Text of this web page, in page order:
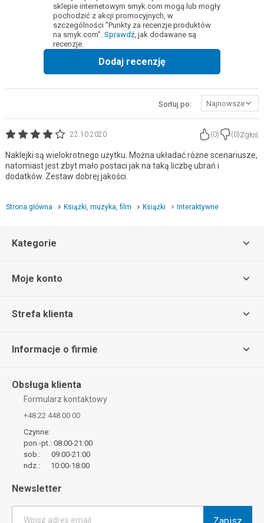
sklepie internetowym smyk.com mogą lub mogły
pochodzić z akcji promocyjnych, w
szczególności "Punkty za recenzje produktów
na smyk.com". Sprawdź, jak dodawane są
recenzje.
Dodaj recenzję
Sortuj po: Najnowsze
22.10.2020 (0) (0)Zgłoś
Naklejki są wielokrotnego użytku. Można układać różne scenariusze,
natomiast jest zbyt mało postaci jak na taką liczbę ubrań i
dodatków. Zestaw dobrej jakości.
Strona główna Książki, muzyka, film Książki Interaktywne
Kategorie
Moje konto
Strefa klienta
Informacje o firmie
Obsługa klienta
Formularz kontaktowy
+48 22 448 00 00
Czynne:
pon.-pt.: 08:00-21:00
sob.: 09:00-21:00
ndz.: 10:00-18:00
Newsletter
Wpisz adres email Zapisz